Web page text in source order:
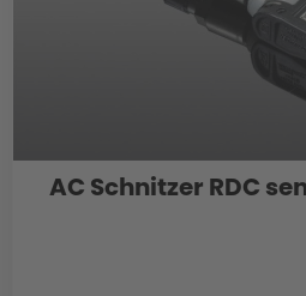
AC Schnitzer RDC